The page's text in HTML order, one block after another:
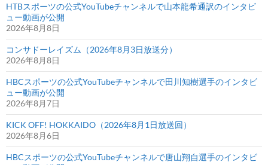
ー
催
HTBスポーツの公式YouTubeチャンネルで山本龍希通訳のインタビ
ュー動画が公開
2026年8月8日
コンサドーレイズム（2026年8月3日放送分）
2026年8月8日
HBCスポーツの公式YouTubeチャンネルで田川知樹選手のインタビ
ュー動画が公開
2026年8月7日
KICK OFF! HOKKAIDO（2026年8月1日放送回）
2026年8月6日
HBCスポーツの公式YouTubeチャンネルで唐山翔自選手のインタビ